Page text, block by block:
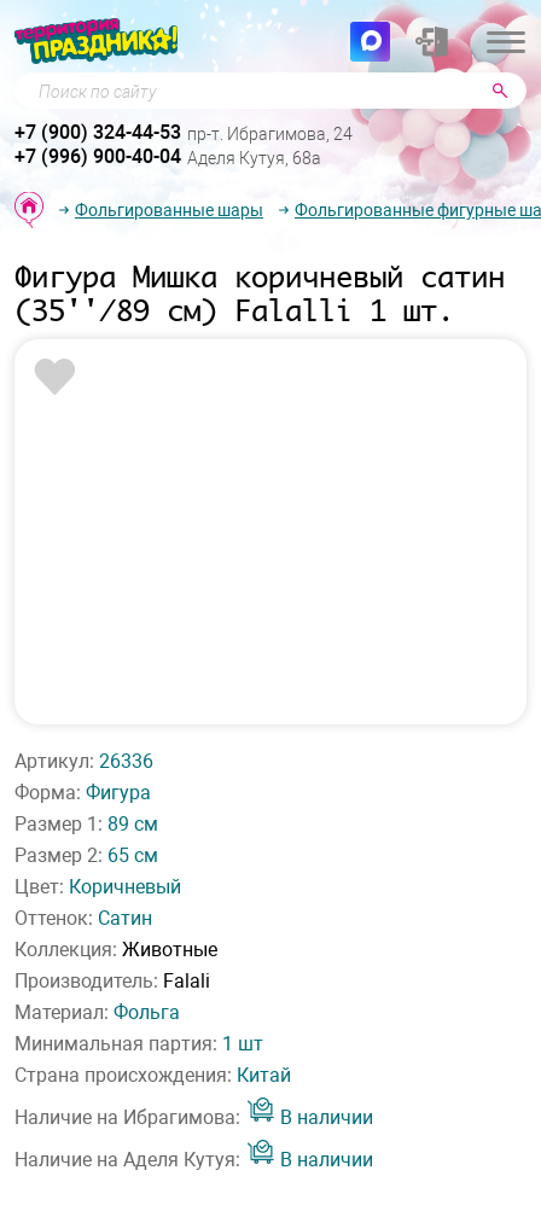
Поиск по сайту
+7 (900) 324-44-53 пр-т. Ибрагимова, 24
+7 (996) 900-40-04 Аделя Кутуя, 68а
Фольгированные шары Фольгированные фигурные
Фигура Мишка коричневый сатин
(35''/89 см) Falalli 1 шт.
Артикул: 26336
Форма: Фигура
Размер 1: 89 см
Размер 2: 65 см
Цвет: Коричневый
Оттенок: Сатин
Коллекция: Животные
Производитель: Falali
Материал: Фольга
Минимальная партия: 1 шт
Страна происхождения: Китай
Наличие на Ибрагимова:
В наличии
Наличие на Аделя Кутуя:
В наличии